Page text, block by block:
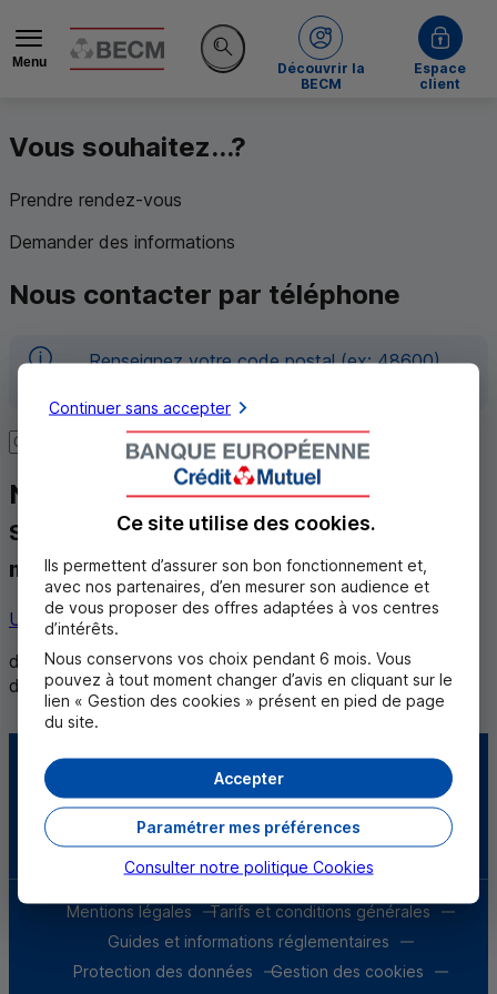
Menu
Rechercher sur le site
Découvrir la
BECM
de la BECM
Espace
client
Vous souhaitez...?
Prendre rendez-vous
Demander des informations
Nous contacter par téléphone
Renseignez votre code postal (ex: 48600)
Code Postal
Nous contacter via DEAFI
Service réservé aux personnes sourdes et
malentendantes
Utiliser ce service
de 8h30 à 12h et de 14h à 18h du lundi au vendredi,
de 8h30 à 12h le samedi
Urgences et
Trouver une agence
Télécharger l'application
Mentions légales
Tarifs et conditions générales
Guides et informations réglementaires
Protection des données
Gestion des cookies
Continuer sans accepter
Ce site utilise des cookies.
Ils permettent d’assurer son bon fonctionnement et,
avec nos partenaires, d’en mesurer son audience et
de vous proposer des offres adaptées à vos centres
d’intérêts.
Nous conservons vos choix pendant 6 mois. Vous
pouvez à tout moment changer d’avis en cliquant sur le
lien « Gestion des cookies » présent en pied de page
du site.
Accepter
Paramétrer mes préférences
Consulter notre politique Cookies